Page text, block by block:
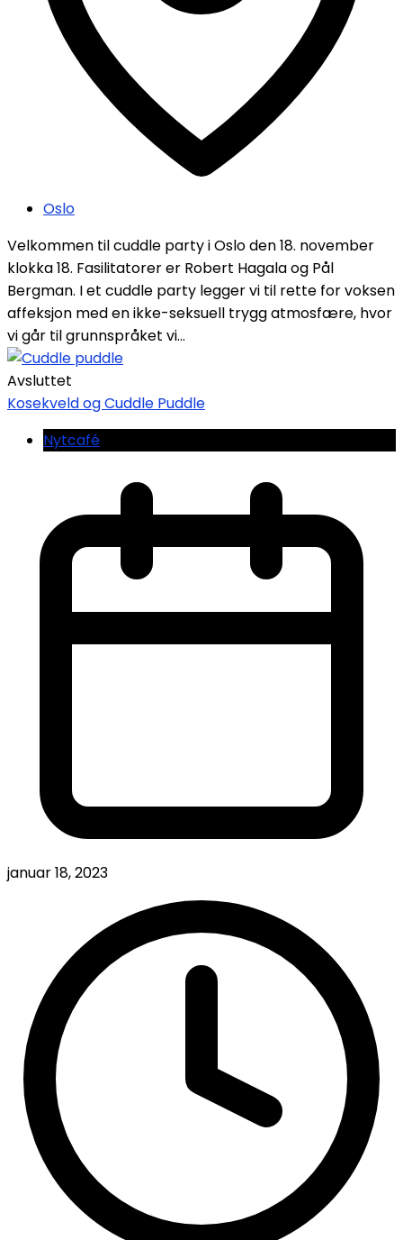
Oslo
Velkommen til cuddle party i Oslo den 18. november
klokka 18. Fasilitatorer er Robert Hagala og Pål
Bergman. I et cuddle party legger vi til rette for voksen
affeksjon med en ikke-seksuell trygg atmosfære, hvor
vi går til grunnspråket vi...
Avsluttet
Kosekveld og Cuddle Puddle
Nytcafé
januar 18, 2023